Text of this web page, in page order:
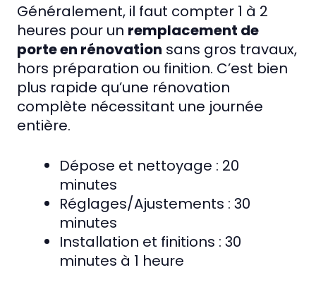
Généralement, il faut compter 1 à 2
heures pour un remplacement de
porte en rénovation sans gros travaux,
hors préparation ou finition. C’est bien
plus rapide qu’une rénovation
complète nécessitant une journée
entière.
Dépose et nettoyage : 20
minutes
Réglages/Ajustements : 30
minutes
Installation et finitions : 30
minutes à 1 heure